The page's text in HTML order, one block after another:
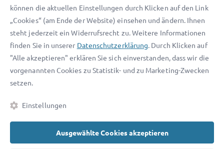
© 2026 advocado - einfach online den passenden Rechtsanwalt finden
Auszeichnungen:
Kontakt Datenschutz Impressum Fakten
können die aktuellen Einstellungen durch Klicken auf den Link
„Cookies“ (am Ende der Website) einsehen und ändern. Ihnen
steht jederzeit ein Widerrufsrecht zu. Weitere Informationen
finden Sie in unserer Datenschutzerklärung. Durch Klicken auf
"Alle akzeptieren" erklären Sie sich einverstanden, dass wir die
vorgenannten Cookies zu Statistik- und zu Marketing-Zwecken
setzen.
Einstellungen
Ausgewählte Cookies akzeptieren